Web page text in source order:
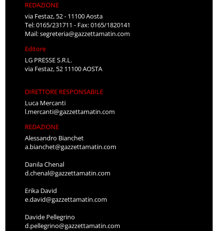
REDAZIONE
via Festaz, 52 - 11100 Aosta
Tel: 0165/231711 - Fax: 0165/1820141
Mail:segreteria@gazzettamatin.com
Editore
LG PRESSE S.R.L.
via Festaz, 52 11100 AOSTA
DIRETTORE RESPONSABILE
Luca Mercanti
l.mercanti@gazzettamatin.com
REDAZIONE
Alessandro Bianchet
a.bianchet@gazzettamatin.com
Danila Chenal
d.chenal@gazzettamatin.com
Erika David
e.david@gazzettamatin.com
Davide Pellegrino
d.pellegrino@gazzettamatin.com